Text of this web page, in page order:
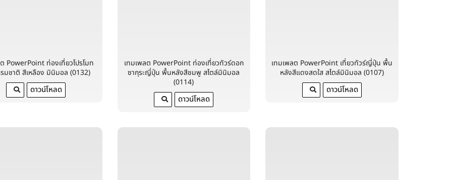
PowerPoint ท่องเที่ยวโปรโมท
มชาติ สีเหลือง มินิมอล (0132)
ดาวน์โหลด
เทมเพลต PowerPoint ท่องเที่ยวทัวร์ดอก
ซากุระญี่ปุ่น พื้นหลังสีชมพู สไตล์มินิมอล
(0114)
ดาวน์โหลด
เทมเพลต PowerPoint เที่ยวทัวร์ญี่ปุ่น พื้น
หลังสีแดงสดใส สไตล์มินิมอล (0107)
ดาวน์โหลด